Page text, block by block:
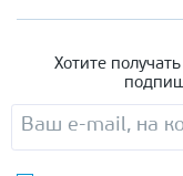
Хотите